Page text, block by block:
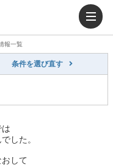
報一覧
条件を選び直す
した。
して